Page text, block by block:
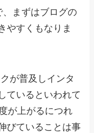
まずはブログの
やすくもなりま
が普及しインタ
ているといわれて
が上がるにつれ
びていることは事